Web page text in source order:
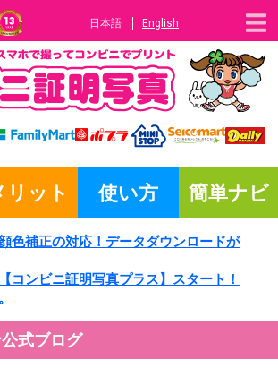
日本語 English
リット 使い方 簡単ナビ
顔色補正の対応！ データダウンロードが
【コンビニ証明写真プラス】
スタート！
式ブログ